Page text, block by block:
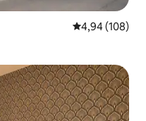
Priemerné
4,94 (108)